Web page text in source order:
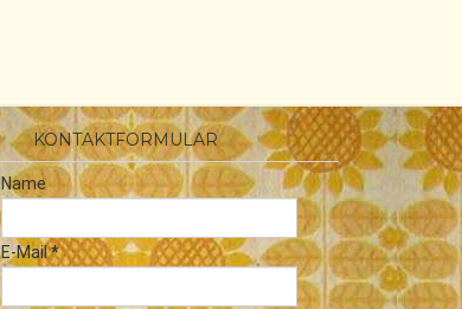
KONTAKTFORMULAR
Name
E-Mail*